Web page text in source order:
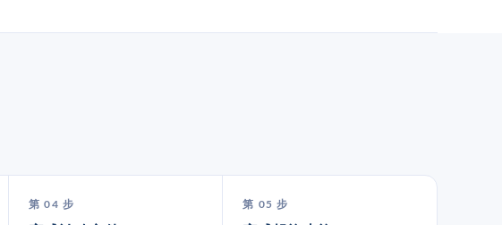
第 04 步 第 05 步